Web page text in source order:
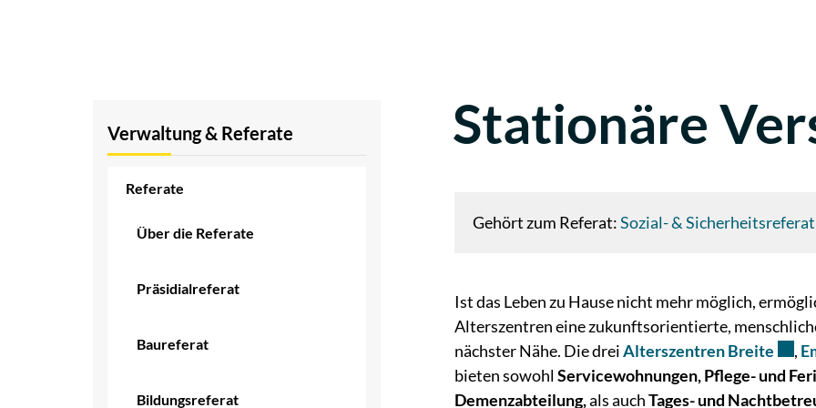
Verwaltung & Referate
Referate
Über die Referate
Präsidialreferat
Baureferat
Bildungsreferat
Stationäre
Gehört zum Referat:Sozial- & Sicherheitsreferat
Ist das Leben zu Hause nicht mehr möglich,
Alterszentren eine zukunftsorientierte,
nächster Nähe. Die dreiAlterszentren Breite ,
bieten sowohlServicewohnungen, Pflege- und
Demenzabteilung,als auchTages- und
Zugehörige Objekte